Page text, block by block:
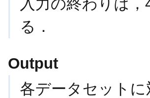
入力の終わりは
る．
Output
各データセット